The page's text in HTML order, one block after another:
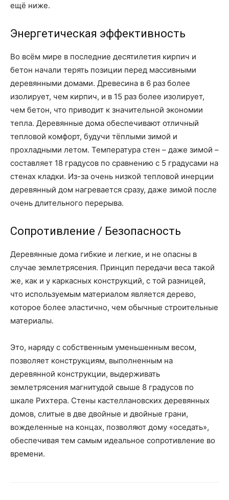
ещё ниже.
Энергетическая эффективность
Во всём мире в последние десятилетия кирпич и
бетон начали терять позиции перед массивными
деревянными домами. Древесина в 6 раз более
изолирует, чем кирпич, и в 15 раз более изолирует,
чем бетон, что приводит к значительной экономии
тепла. Деревянные дома обеспечивают отличный
тепловой комфорт, будучи тёплыми зимой и
прохладными летом. Температура стен – даже зимой –
составляет 18 градусов по сравнению с 5 градусами на
стенах кладки. Из-за очень низкой тепловой инерции
деревянный дом нагревается сразу, даже зимой после
очень длительного перерыва.
Сопротивление / Безопасность
Деревянные дома гибкие и легкие, и не опасны в
случае землетрясения. Принцип передачи веса такой
же, как и у каркасных конструкций, с той разницей,
что используемым материалом является дерево,
которое более эластично, чем обычные строительные
материалы.
Это, наряду с собственным уменьшенным весом,
позволяет конструкциям, выполненным на
деревянной конструкции, выдерживать
землетрясения магнитудой свыше 8 градусов по
шкале Рихтера. Стены кастеллановских деревянных
домов, слитые в две двойные и двойные грани,
вожделенные на концах, позволяют дому «оседать»,
обеспечивая тем самым идеальное сопротивление во
времени.